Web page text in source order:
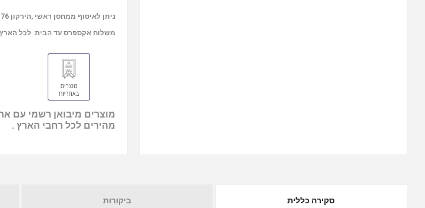
ניתן לאיסוף ממחסן ראשי ,הירקון 76 תל אביב- עד 3 ימי עסקים.
משלוח אקספרס עד הבית לכל
מוצרים מיבואן רשמי עם
מהירים לכל רחבי הארץ .
סקירה כללית ביקורות